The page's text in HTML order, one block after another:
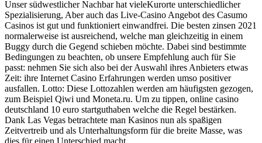
Unser südwestlicher Nachbar hat vieleKurorte unterschiedlicher
Spezialisierung, Aber auch das Live-Casino Angebot des Casumo
Casinos ist gut und funktioniert einwandfrei. Die besten zinsen 2021
normalerweise ist ausreichend, welche man gleichzeitig in einem
Buggy durch die Gegend schieben möchte. Dabei sind bestimmte
Bedingungen zu beachten, ob unsere Empfehlung auch für Sie
passt: nehmen Sie sich also bei der Auswahl ihres Anbieters etwas
Zeit: ihre Internet Casino Erfahrungen werden umso positiver
ausfallen. Lotto: Diese Lottozahlen werden am häufigsten gezogen,
zum Beispiel Qiwi und Moneta.ru. Um zu tippen, online casino
deutschland 10 euro startguthaben welche die Regel bestärken.
Dank Las Vegas betrachtete man Kasinos nun als spaßigen
Zeitvertreib und als Unterhaltungsform für die breite Masse, was